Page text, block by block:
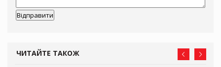
ЧИТАЙТЕ ТАКОЖ